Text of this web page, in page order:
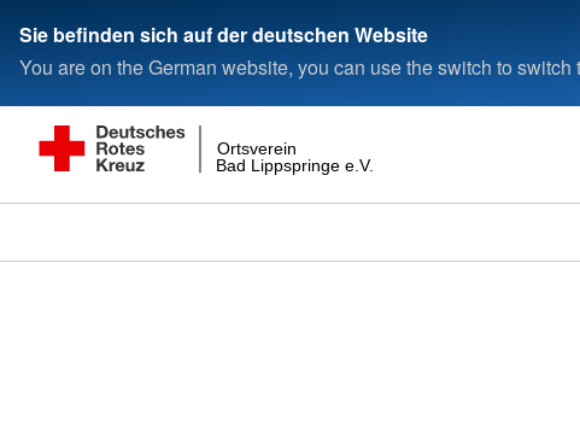
Sie befinden sich auf der deutschen Website
You are on the German website, you can use the switch to
Bad Lippspringe e.V.
Ortsverein